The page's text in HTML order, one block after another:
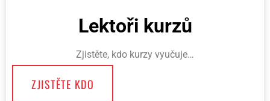
Lektoři kurzů
Zjistěte, kdo kurzy vyučuje…
ZJISTĚTE KDO